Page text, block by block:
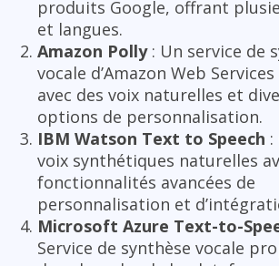
produits Google, offrant
et langues.
Amazon Polly: Un service de
vocale d’Amazon Web Services
avec des voix naturelles et
options de personnalisation.
IBM Watson Text to Speech
voix synthétiques naturelles
fonctionnalités avancées de
personnalisation et
Microsoft Azure Text-to-
Service de synthèse vocale